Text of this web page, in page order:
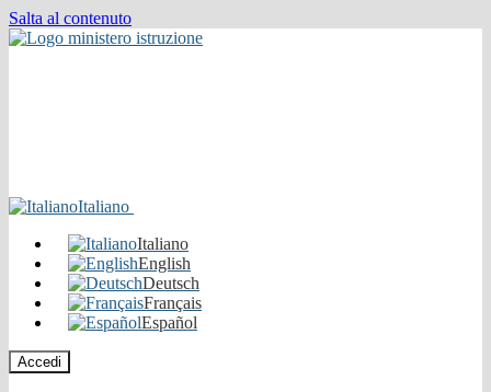
Salta al contenuto
Italiano
Italiano
English
Deutsch
Français
Español
Accedi